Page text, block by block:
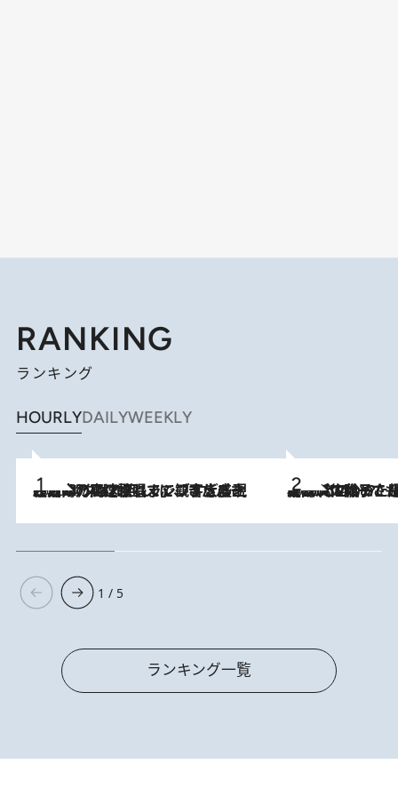
RANKING
ランキング
HOURLYDAILYWEEKLY
2026.8.7
「湘南乃風に憧れて」観客大盛上がりの“タオル回し”に、ラッパー顔負けの高速歌唱まで…さだまさし（74）のアグレッシブすぎる現在地 2026.8.5
【阿川佐和子さんの年とる力】なぜ70代で始めた趣味は“こんなに楽しい”のか？ ピアノ、俳句…スランプに陥っても続けられる“ある秘訣”とは
1 / 5
ランキング一覧